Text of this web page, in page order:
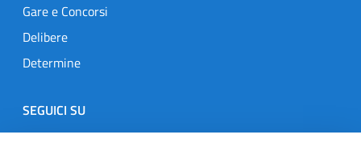
Gare e Concorsi
Delibere
Determine
SEGUICI SU
Designers Italia
TwitterInstagramYoutubeLinkedin